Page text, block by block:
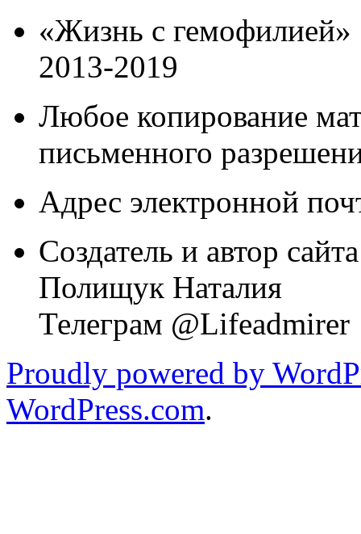
«Жизнь с гемофилией»
2013-2019
Любое копирование
письменного
Адрес электронной
Создатель и автор сайта
Полищук Наталия
Телеграм @Lifeadmirer
Proudly powered by
WordPress.com.